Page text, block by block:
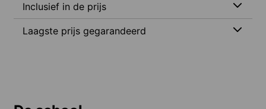
Inclusief in de prijs
Laagste prijs gegarandeerd